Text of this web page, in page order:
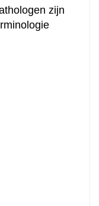
zijn